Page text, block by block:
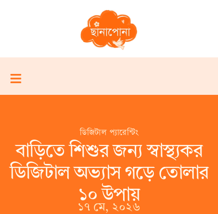
ডিজিটাল প্যারেন্টিং
বাড়িতে শিশুর জন্য স্বাস্থ্যকর
ডিজিটাল অভ্যাস গড়ে তোলার
১০ উপায়
১৭ মে, ২০২৬